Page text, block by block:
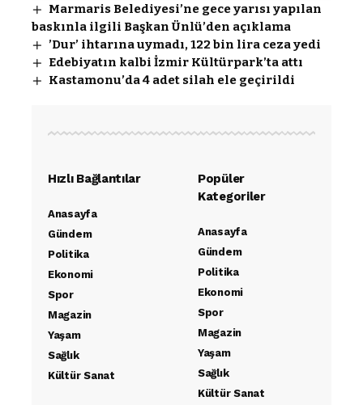
Marmaris Belediyesi’ne gece yarısı yapılan
baskınla ilgili Başkan Ünlü’den açıklama
’Dur’ ihtarına uymadı, 122 bin lira ceza yedi
Edebiyatın kalbi İzmir Kültürpark’ta attı
Kastamonu’da 4 adet silah ele geçirildi
Hızlı Bağlantılar
Anasayfa
Gündem
Politika
Ekonomi
Spor
Magazin
Yaşam
Sağlık
Kültür Sanat
Popüler
Kategoriler
Anasayfa
Gündem
Politika
Ekonomi
Spor
Magazin
Yaşam
Sağlık
Kültür Sanat